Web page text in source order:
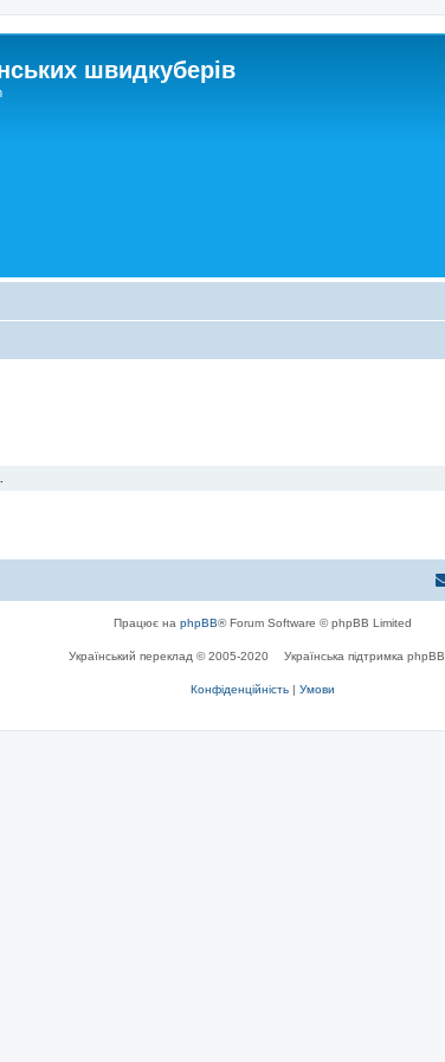
швидкуберів
Працює на phpBB® Forum Software © phpBB Limited
Український переклад © 2005-2020 Українська підтримка phpBB
Конфіденційність | Умови